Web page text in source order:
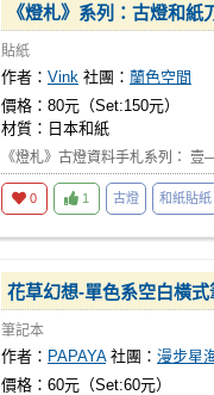
《燈札》系列：古燈和紙
貼紙
作者： Vink 社團： 蘭色空間
價格：80元（Set:150元）
材質：日本和紙
《燈札》古燈資料手札系列：
0 1 古燈 和紙貼紙
花草幻想-單色系空白橫式
筆記本
作者： PAPAYA 社團： 漫步星
價格：60元（Set:60元）